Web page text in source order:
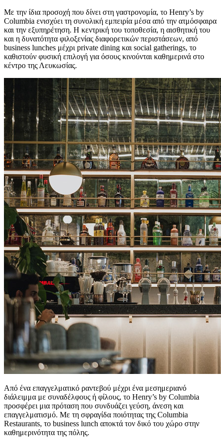
Με την ίδια προσοχή που δίνει στη γαστρονομία, το Henry’s by
Columbia ενισχύει τη συνολική εμπειρία μέσα από την ατμόσφαιρα
και την εξυπηρέτηση. Η κεντρική του τοποθεσία, η αισθητική του
και η δυνατότητα φιλοξενίας διαφορετικών περιστάσεων, από
business lunches μέχρι private dining και social gatherings, το
καθιστούν φυσική επιλογή για όσους κινούνται καθημερινά στο
κέντρο της Λευκωσίας.
Από ένα επαγγελματικό ραντεβού μέχρι ένα μεσημεριανό
διάλειμμα με συναδέλφους ή φίλους, το Henry’s by Columbia
προσφέρει μια πρόταση που συνδυάζει γεύση, άνεση και
επαγγελματισμό. Με τη σφραγίδα ποιότητας της Columbia
Restaurants, το business lunch αποκτά τον δικό του χώρο στην
καθημερινότητα της πόλης.